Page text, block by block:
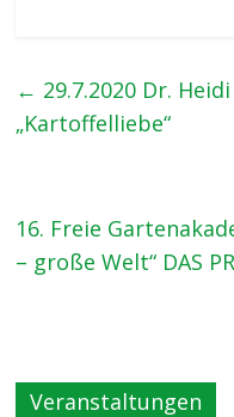
← 29.7.2020 Dr.
„Kartoffelliebe“
16. Freie
– große Welt“ DAS
Veranstaltungen